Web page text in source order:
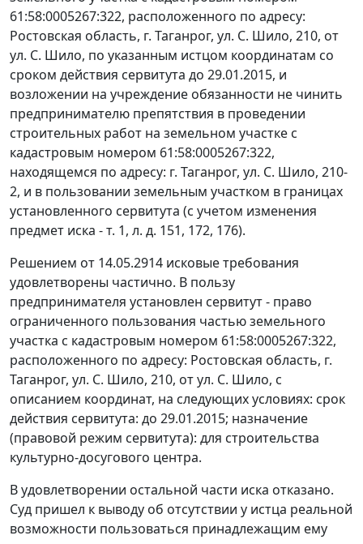
61:58:0005267:322, расположенного по адресу:
Ростовская область, г. Таганрог, ул. С. Шило, 210, от
ул. С. Шило, по указанным истцом координатам со
сроком действия сервитута до 29.01.2015, и
возложении на учреждение обязанности не чинить
предпринимателю препятствия в проведении
строительных работ на земельном участке с
кадастровым номером 61:58:0005267:322,
находящемся по адресу: г. Таганрог, ул. С. Шило, 210-
2, и в пользовании земельным участком в границах
установленного сервитута (с учетом изменения
предмет иска - т. 1, л. д. 151, 172, 176).
Решением от 14.05.2914 исковые требования
удовлетворены частично. В пользу
предпринимателя установлен сервитут - право
ограниченного пользования частью земельного
участка с кадастровым номером 61:58:0005267:322,
расположенного по адресу: Ростовская область, г.
Таганрог, ул. С. Шило, 210, от ул. С. Шило, с
описанием координат, на следующих условиях: срок
действия сервитута: до 29.01.2015; назначение
(правовой режим сервитута): для строительства
культурно-досугового центра.
В удовлетворении остальной части иска отказано.
Суд пришел к выводу об отсутствии у истца реальной
возможности пользоваться принадлежащим ему